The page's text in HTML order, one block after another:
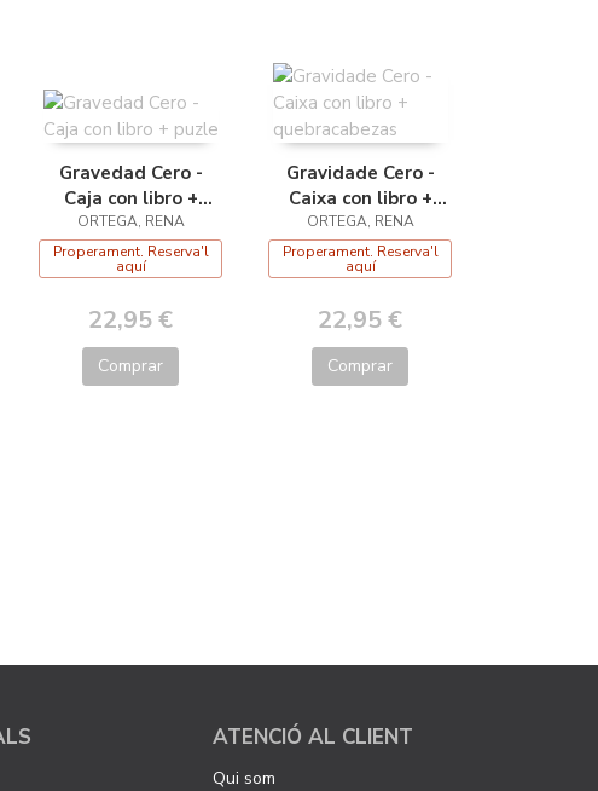
Gravedad Cero -
Caja con libro +
puzle
ORTEGA, RENA
Properament. Reserva'l
aquí
22,95 €
Comprar
Gravidade Cero -
Caixa con libro +
quebracabezas
ORTEGA, RENA
Properament. Reserva'l
aquí
22,95 €
Comprar
ATENCIÓ AL CLIENT
Qui som